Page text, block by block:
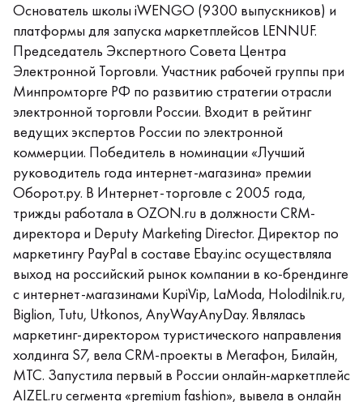
Основатель школы iWENGO (9300 выпускников) и
платформы для запуска маркетплейсов LENNUF.
Председатель Экспертного Совета Центра
Электронной Торговли. Участник рабочей группы при
Минпромторге РФ по развитию стратегии отрасли
электронной торговли России. Входит в рейтинг
ведущих экспертов России по электронной
коммерции. Победитель в номинации «Лучший
руководитель года интернет-магазина» премии
Оборот.ру. В Интернет-торговле с 2005 года,
трижды работала в OZON.ru в должности CRM-
директора и Deputy Marketing Director. Директор по
маркетингу PayPal в составе Ebay.inc осуществляла
выход на российский рынок компании в ко-брендинге
с интернет-магазинами KupiVip, LaModa, Holodilnik.ru,
Biglion, Tutu, Utkonos, AnyWayAnyDay. Являлась
маркетинг-директором туристического направления
холдинга S7, вела CRM-проекты в Мегафон, Билайн,
МТС. Запустила первый в России онлайн-маркетплейс
AIZEL.ru сегмента «premium fashion», вывела в онлайн